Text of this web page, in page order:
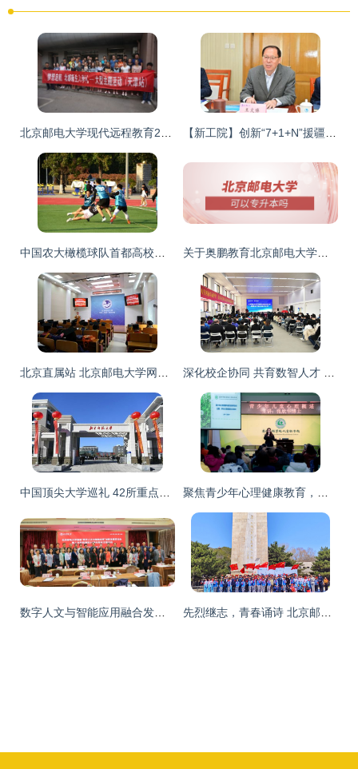
北京邮电大学现代远程教育2017年秋季开学典礼系列报道之四 天津校外学习中心开启新篇章 【新工院】创新“7+1+N”援疆工作机制，共建新疆工业大学 北京邮电大学继续教育学院的实践与展望
中国农大橄榄球队首都高校锦标赛创佳绩，北邮继教院展风采 关于奥鹏教育北京邮电大学继续教育学院专升本的说明
北京直属站 北京邮电大学网络教育学院与继续教育学院的协同发展 深化校企协同 共育数智人才 北京邮电大学与中国邮政集团签署战略合作协议——基于继续教育视角的观察与思考
中国顶尖大学巡礼 42所重点大学领衔，6所跻身世界90强 聚焦青少年心理健康教育，创造幸福快乐的美好人生——记绿翠大学堂张欣华教授北京邮电大学继续教育学院专题培训
数字人文与智能应用融合发展 北京邮电大学首届研讨会暨人文学院建院15周年庆典圆满落幕 先烈继志，青春诵诗 北京邮电大学世纪学院参与延庆区第九届清明诗会纪实